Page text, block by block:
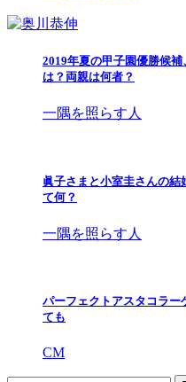
2019年夏の甲子園優勝候
は？両親は何者？
一隅を照らす人
眞子さまと小室圭さんの
て何？
一隅を照らす人
パーフェクトアスタコラ
ても
CM